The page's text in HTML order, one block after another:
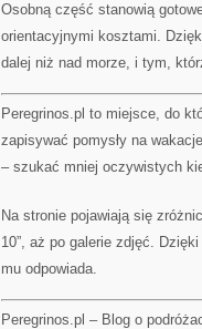
Osobną część stanowią
orientacyjnymi kosztami.
dalej niż nad morze, i tym,
Peregrinos.pl to miejsce, do
zapisywać pomysły na
– szukać mniej oczywistych
Na stronie pojawiają się
10”, aż po galerie zdjęć.
mu odpowiada.
Peregrinos.pl – Blog o